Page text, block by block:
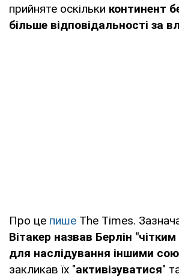
прийняте оскільки континент
більше відповідальності за
Про це пише The Times.
Вітакер назвав Берлін
для наслідування іншими
закликав їх "активізуватися"